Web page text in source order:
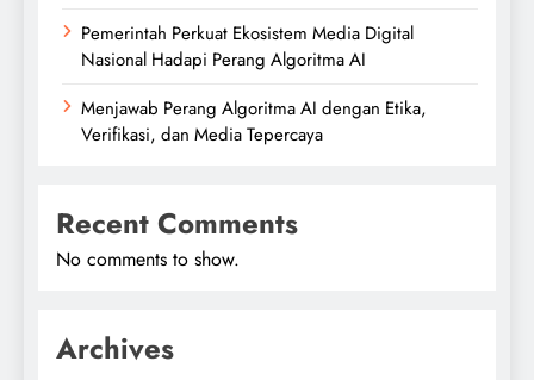
Pemerintah Perkuat Ekosistem Media Digital
Nasional Hadapi Perang Algoritma AI
Menjawab Perang Algoritma AI dengan Etika,
Verifikasi, dan Media Tepercaya
Recent Comments
No comments to show.
Archives